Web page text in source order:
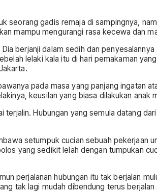
seorang gadis remaja di sampingnya,
mampu mengurangi rasa kecewa dan
berjanji dalam sedih dan
lelaki kala itu di hari pemakaman
pada masa yang panjang ingatan
keusilan yang biasa dilakukan anak
Hubungan yang semula datang
setumpuk cucian sebuah pekerjaan
yang sedikit lelah dengan tumpukan
perjalanan hubungan itu tak berjalan
tak lagi mudah dibendung terus